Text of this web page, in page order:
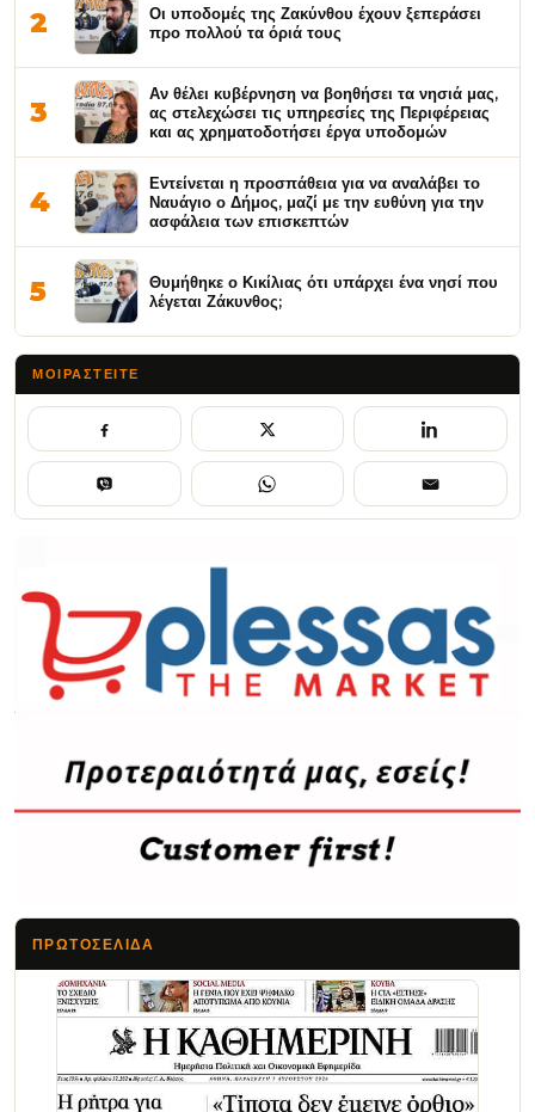
2
Οι υποδομές της Ζακύνθου έχουν ξεπεράσει
προ πολλού τα όριά τους
3
Αν θέλει κυβέρνηση να βοηθήσει τα νησιά μας,
ας στελεχώσει τις υπηρεσίες της Περιφέρειας
και ας χρηματοδοτήσει έργα υποδομών
4
Εντείνεται η προσπάθεια για να αναλάβει το
Ναυάγιο ο Δήμος, μαζί με την ευθύνη για την
ασφάλεια των επισκεπτών
5
Θυμήθηκε ο Κικίλιας ότι υπάρχει ένα νησί που
λέγεται Ζάκυνθος;
ΜΟΙΡΑΣΤΕΊΤΕ
ΠΡΩΤΟΣΈΛΙΔΑ